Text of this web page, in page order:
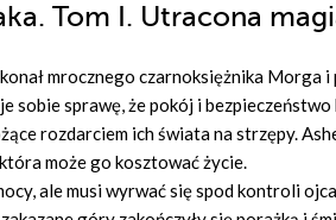
Tom I. Utracona
mrocznego czarnoksiężnika Morga
sprawę, że pokój i bezpieczeństwo
rozdarciem ich świata na strzępy.
może go kosztować życie.
ale musi wyrwać się spod kontroli